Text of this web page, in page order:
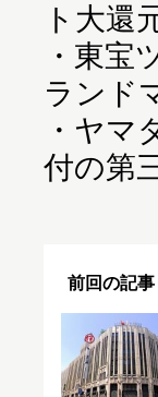
ト大還
・ 東宝
ランド
・ ヤマ
付の第
前回の記事